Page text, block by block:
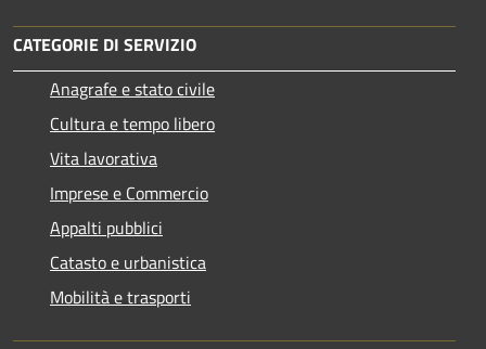
CATEGORIE DI SERVIZIO
Anagrafe e stato civile
Cultura e tempo libero
Vita lavorativa
Imprese e Commercio
Appalti pubblici
Catasto e urbanistica
Mobilità e trasporti